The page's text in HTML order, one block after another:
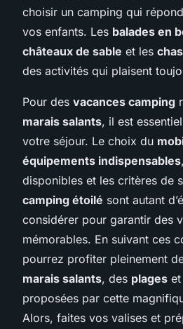
choisir un camping qui
vos enfants. Les balades en
châteaux de sable et les
des activités qui plaisent
Pour des vacances camping
marais salants, il est
votre séjour. Le choix du
équipements indispensables
disponibles et les critères de
camping étoilé sont autant
considérer pour garantir des
mémorables. En suivant ces
pourrez profiter pleinement
marais salants, des plages
proposées par cette
Alors, faites vos valises et